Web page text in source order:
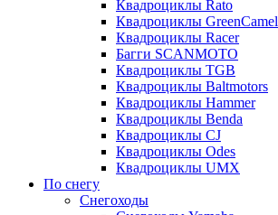
Квадроциклы Rato
Квадроциклы GreenCamel
Квадроциклы Racer
Багги SCANMOTO
Квадроциклы TGB
Квадроциклы Baltmotors
Квадроциклы Hammer
Квадроциклы Benda
Квадроциклы CJ
Квадроциклы Odes
Квадроциклы UMX
По снегу
Снегоходы